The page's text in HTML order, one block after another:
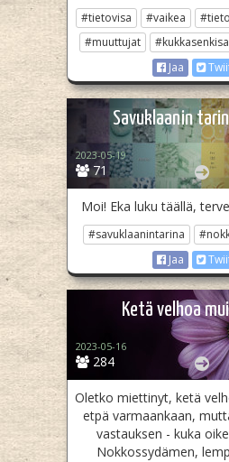
#tietovisa #vaikea
#muuttujat
#kukkasenkisa
Jaa
Savuklaanin
71
2023-05-19
Moi! Eka luku täällä,
#savuklaanintarina
Jaa
Ketä velhoa
284
2023-05-16
Oletko miettinyt, ketä
etpä varmaankaan,
vastauksen - kuka
Nokkossydämen,